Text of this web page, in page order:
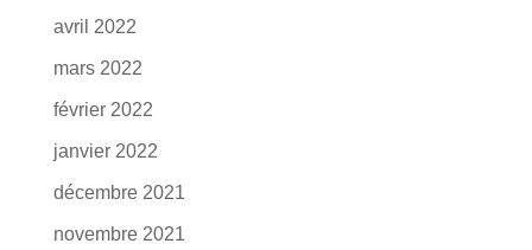
avril 2022
mars 2022
février 2022
janvier 2022
décembre 2021
novembre 2021